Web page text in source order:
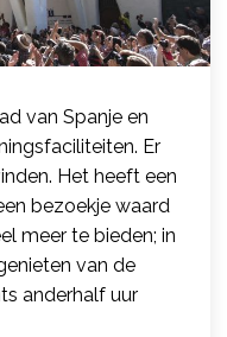
van Spanje en
Er
Het heeft een
bezoekje waard
meer te bieden; in
van de
anderhalf uur